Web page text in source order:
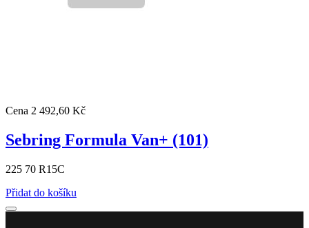
Cena 2 492,60 Kč
Sebring Formula Van+ (101)
225 70 R15C
Přidat do košíku